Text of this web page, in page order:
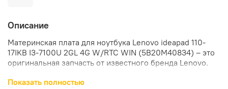
Описание
Материнская плата для ноутбука Lenovo ideapad 110-
17IKB I3-7100U 2GL 4G W/RTC WIN (5B20M40834) – это
оригинальная запчасть от известного бренда Lenovo.
Материнская плата предназначена для ноутбуков
Показать полностью